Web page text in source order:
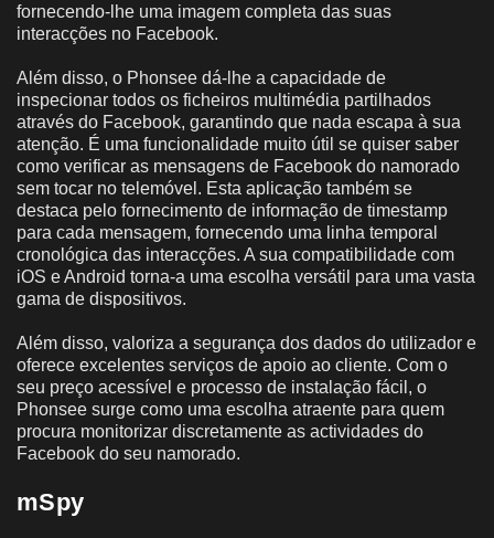
fornecendo-lhe uma imagem completa das suas
interacções no Facebook.
Além disso, o Phonsee dá-lhe a capacidade de
inspecionar todos os ficheiros multimédia partilhados
através do Facebook, garantindo que nada escapa à sua
atenção. É uma funcionalidade muito útil se quiser saber
como verificar as mensagens de Facebook do namorado
sem tocar no telemóvel. Esta aplicação também se
destaca pelo fornecimento de informação de timestamp
para cada mensagem, fornecendo uma linha temporal
cronológica das interacções. A sua compatibilidade com
iOS e Android torna-a uma escolha versátil para uma vasta
gama de dispositivos.
Além disso, valoriza a segurança dos dados do utilizador e
oferece excelentes serviços de apoio ao cliente. Com o
seu preço acessível e processo de instalação fácil, o
Phonsee surge como uma escolha atraente para quem
procura monitorizar discretamente as actividades do
Facebook do seu namorado.
mSpy